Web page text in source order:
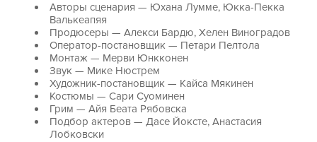
Авторы сценария — Юхана Лумме, Юкка-Пекка
Валькеапяя
Продюсеры — Алекси Бардю, Хелен Виноградов
Оператор-постановщик — Петари Пелтола
Монтаж — Мерви Юнкконен
Звук — Мике Нюстрем
Художник-постановщик — Кайса Мякинен
Костюмы — Сари Суоминен
Грим — Айя Беата Рябовска
Подбор актеров — Дасе Йоксте, Анастасия
Лобковски